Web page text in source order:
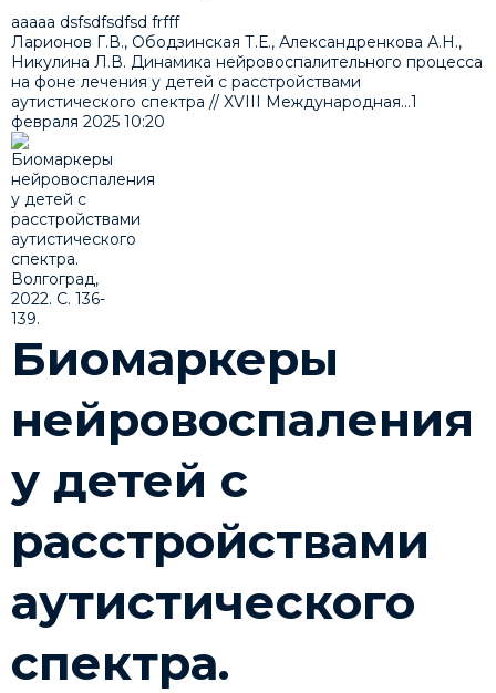
ааааа dsfsdfsdfsd frfff
Ларионов Г.В., Ободзинская Т.Е., Александренкова А.Н.,
Никулина Л.В. Динамика нейровоспалительного процесса
на фоне лечения у детей с расстройствами
аутистического спектра // XVIII Международная...1
февраля 2025 10:20
Биомаркеры
нейровоспаления
у детей с
расстройствами
аутистического
спектра.